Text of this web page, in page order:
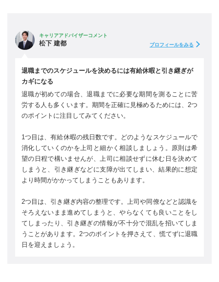
キャリアアドバイザーコメント
松下 建都 プロフィールをみる
退職までのスケジュールを決めるには有給休暇と引き継ぎが
カギになる
退職が初めての場合、退職までに必要な期間を測ることに苦
労する人も多くいます。期間を正確に見極めるためには、2つ
のポイントに注目してみてください。
1つ目は、有給休暇の残日数です。どのようなスケジュールで
消化していくのかを上司と細かく相談しましょう。原則は希
望の日程で構いませんが、上司に相談せずに休む日を決めて
しまうと、引き継ぎなどに支障が出てしまい、結果的に想定
より時間がかかってしまうこともあります。
2つ目は、引き継ぎ内容の整理です。上司や同僚などと認識を
そろえないまま進めてしまうと、やらなくても良いことをし
てしまったり、引き継ぎの情報が不十分で混乱を招いてしま
うことがあります。2つのポイントを押さえて、慌てずに退職
日を迎えましょう。